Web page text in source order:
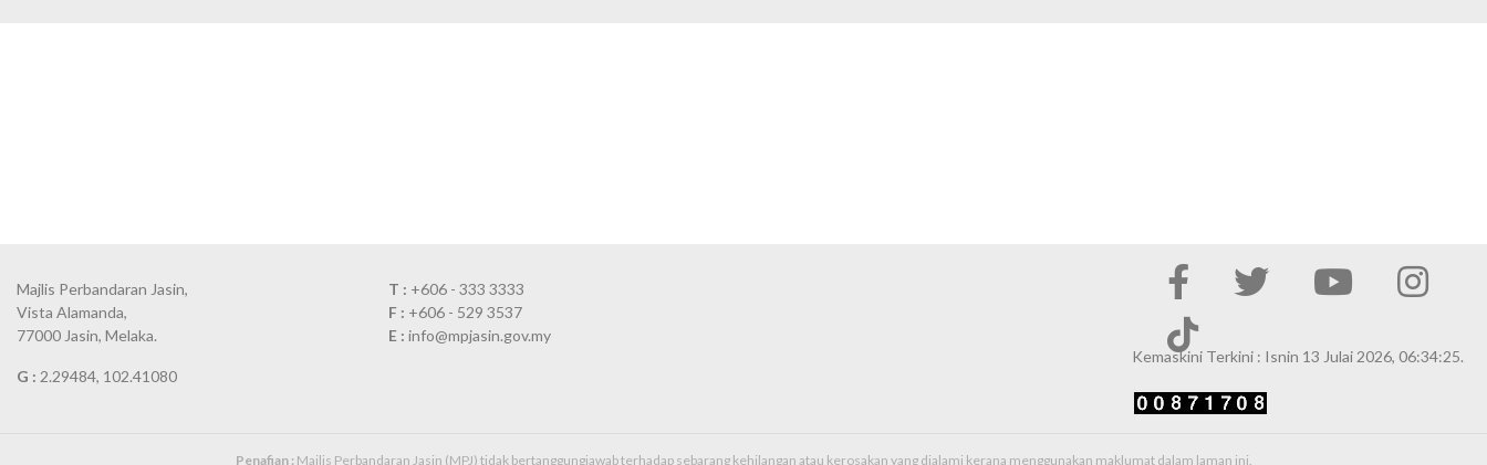
Majlis Perbandaran Jasin,
Vista Alamanda,
77000 Jasin, Melaka.
G : 2.29484, 102.41080
T : +606 - 333 3333
F : +606 - 529 3537
E : info@mpjasin.gov.my
Kemaskini Terkini : Isnin 13 Julai 2026, 06:34:25.
Penafian : Majlis Perbandaran Jasin (MPJ) tidak bertanggungjawab terhadap sebarang kehilangan atau kerosakan yang dialami kerana menggunakan maklumat dalam laman ini.